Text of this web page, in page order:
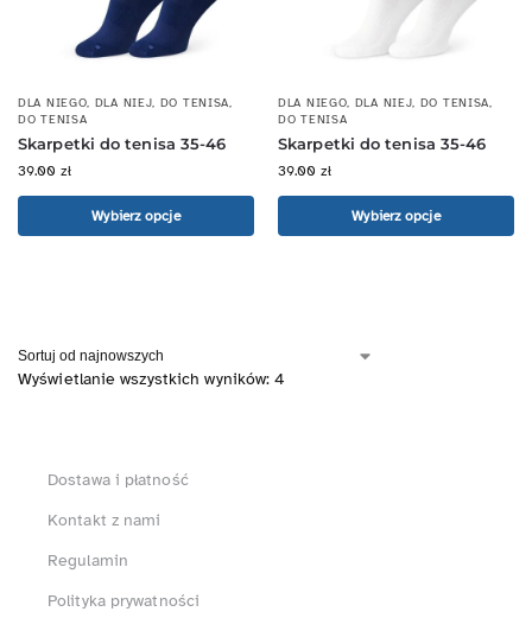
DLA NIEGO, DLA NIEJ, DO TENISA,
DO TENISA
Skarpetki do tenisa 35-46
39.00 zł
Wybierz opcje
DLA NIEGO, DLA NIEJ, DO TENISA,
DO TENISA
Skarpetki do tenisa 35-46
39.00 zł
Wybierz opcje
Wyświetlanie wszystkich wyników: 4
Dostawa i płatność
Kontakt z nami
Regulamin
Polityka prywatności